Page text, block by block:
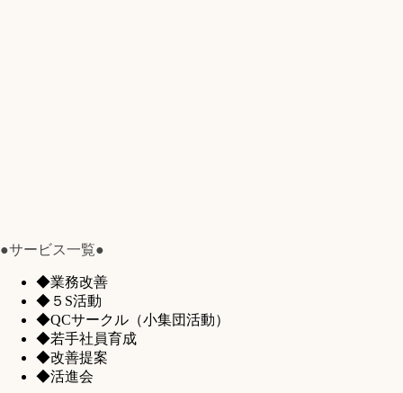
●サービス一覧●
◆業務改善
◆５S活動
◆QCサークル（小集団活動）
◆若手社員育成
◆改善提案
◆活進会